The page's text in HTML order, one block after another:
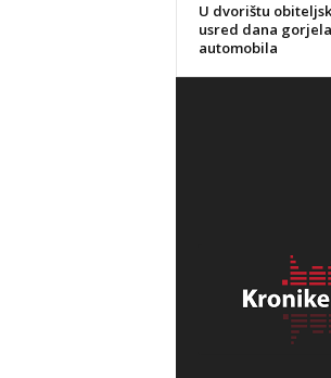
U dvorištu
usred dana
automobila